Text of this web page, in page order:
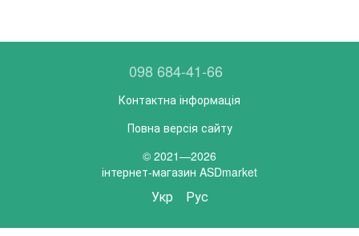
098 684-41-66
Контактна інформація
Повна версія сайту
© 2021—2026
інтернет-магазин ASDmarket
Укр Рус